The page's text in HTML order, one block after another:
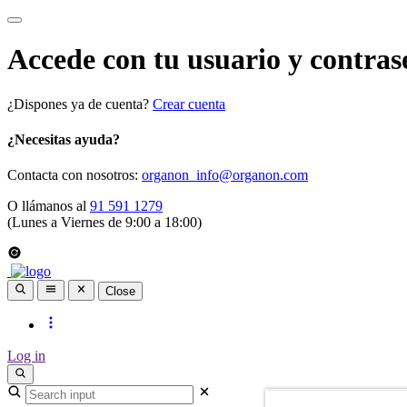
Accede con tu usuario y
¿Dispones ya de cuenta? Crear cuenta
¿Necesitas ayuda?
Contacta con nosotros: organon_info@organon.com
O llámanos al 91 591 1279
(Lunes a Viernes de 9:00 a 18:00)
Close
Log in